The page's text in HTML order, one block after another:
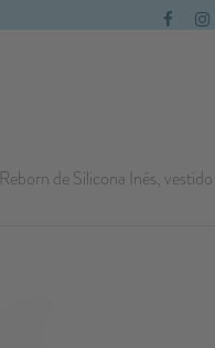
Reborn de Silicona Inés,